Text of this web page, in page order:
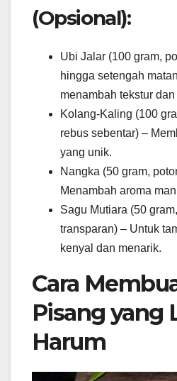
(Opsional):
Ubi Jalar (100 gram,
hingga setengah
menambah tekstur
Kolang-Kaling (100
rebus sebentar) –
yang unik.
Nangka (50 gram,
Menambah aroma
Sagu Mutiara (50
transparan) – Untuk
kenyal dan menarik.
Cara
Pisang yang
Harum